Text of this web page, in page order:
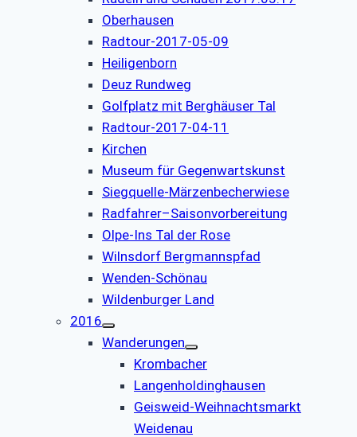
Oberhausen
Radtour-2017-05-09
Heiligenborn
Deuz Rundweg
Golfplatz mit Berghäuser Tal
Radtour-2017-04-11
Kirchen
Museum für Gegenwartskunst
Siegquelle-Märzenbecherwiese
Radfahrer–Saisonvorbereitung
Olpe-Ins Tal der Rose
Wilnsdorf Bergmannspfad
Wenden-Schönau
Wildenburger Land
2016
Wanderungen
Krombacher
Langenholdinghausen
Geisweid-Weihnachtsmarkt
Weidenau